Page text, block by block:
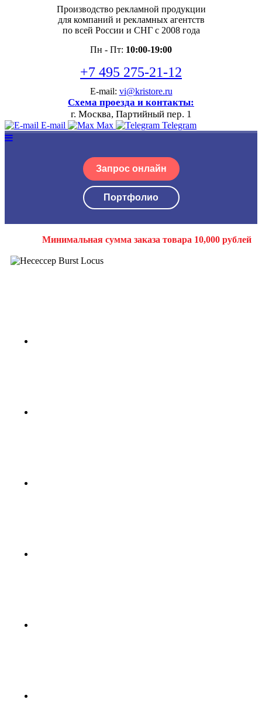
Производство рекламной продукции
для компаний и рекламных агентств
по всей России и СНГ с 2008 года
Пн - Пт: 10:00-19:00
+7 495 275-21-12
E-mail: vi@kristore.ru
Схема проезда и контакты:
г. Москва, Партийный пер. 1
E-mail Max Telegram
Запрос онлайн
Портфолио
Минимальная сумма заказа товара 10,000 рублей